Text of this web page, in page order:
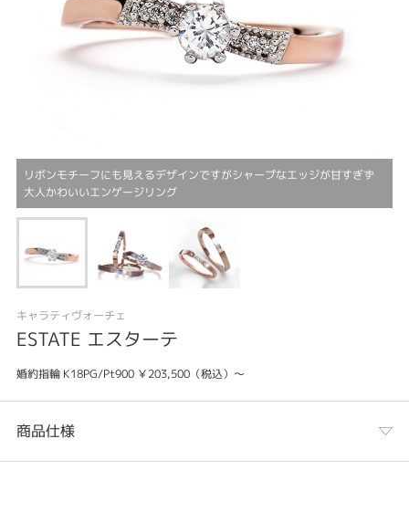
リボンモチーフにも見えるデザインですがシャープなエッジが甘すぎず
大人かわいいエンゲージリング
キャラティヴォーチェ
ESTATE エスターテ
婚約指輪 K18PG/Pt900 ￥203,500（税込）～
商品仕様